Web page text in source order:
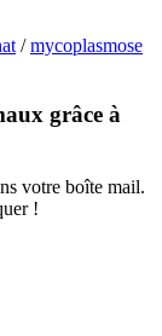
/mycoplasmose
grâce à
votre boîte mail.
!